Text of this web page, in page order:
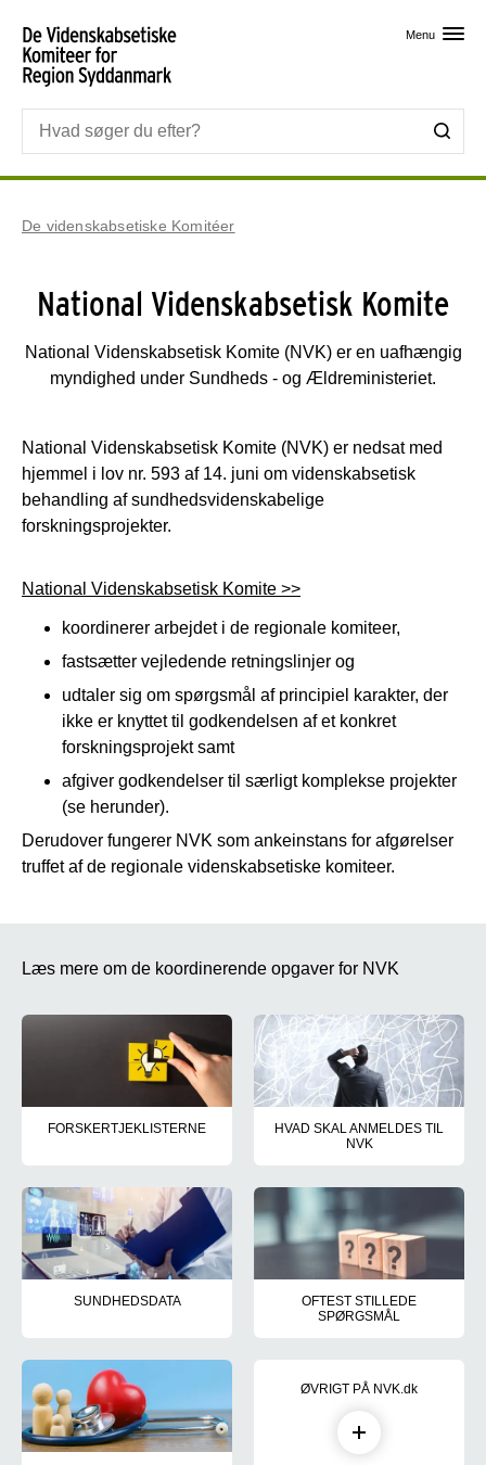
Menu
De videnskabsetiske Komitéer
National Videnskabsetisk Komite
National Videnskabsetisk Komite (NVK) er en uafhængig
myndighed under Sundheds - og Ældreministeriet.
National Videnskabsetisk Komite (NVK) er nedsat med
hjemmel i lov nr. 593 af 14. juni om videnskabsetisk
behandling af sundhedsvidenskabelige
forskningsprojekter.
National Videnskabsetisk Komite >>
koordinerer arbejdet i de regionale komiteer,
fastsætter vejledende retningslinjer og
udtaler sig om spørgsmål af principiel karakter, der
ikke er knyttet til godkendelsen af et konkret
forskningsprojekt samt
afgiver godkendelser til særligt komplekse projekter
(se herunder).
Derudover fungerer NVK som ankeinstans for afgørelser
truffet af de regionale videnskabsetiske komiteer.
Læs mere om de koordinerende opgaver for NVK
FORSKERTJEKLISTERNE
HVAD SKAL ANMELDES TIL
NVK
SUNDHEDSDATA
Læs mere om anmeldelse af sundhedsdatavidenskabelige
OFTEST STILLEDE
SPØRGSMÅL
ØVRIGT PÅ NVK.dk